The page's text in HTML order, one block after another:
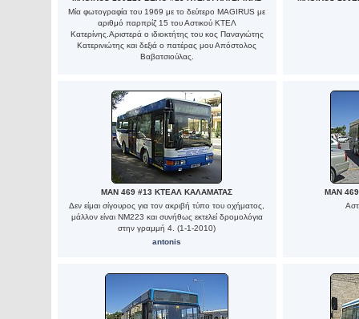
Μία φωτογραφία του 1969 με το δεύτερο MAGIRUS με
αριθμό παρπρίζ 15 του Αστικού ΚΤΕΛ
Κατερίνης.Αριστερά ο ιδιοκτήτης του κος Παναγιώτης
Κατερινιώτης και δεξιά ο πατέρας μου Απόστολος
Βαβατσιούλας.
MAN 469 #13 ΚΤΕΑΛ ΚΑΛΑΜΑΤΑΣ
Δεν είμαι σίγουρος για τον ακριβή τύπο του οχήματος,
μάλλον είναι ΝΜ223 και συνήθως εκτελεί δρομολόγια
στην γραμμή 4. (1-1-2010)
antonis
MAN